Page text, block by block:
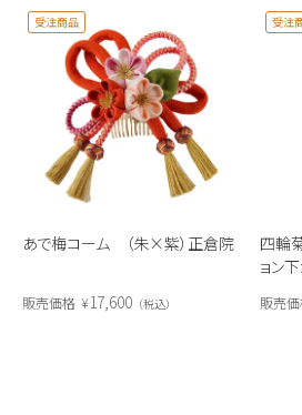
あで梅コーム （朱×紫）正倉院
受注商品
販売価格 ¥17,600 税込
四輪
ョン下
受注
販売